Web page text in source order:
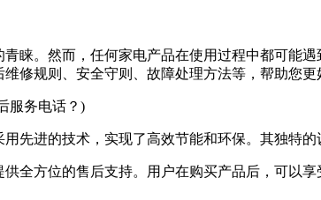
睐。然而，任何家电产品在使用过程中都可能
修规则、安全守则、故障处理方法等，帮助您更
先进的技术，实现了高效节能和环保。其独特
全方位的售后支持。用户在购买产品后，可以